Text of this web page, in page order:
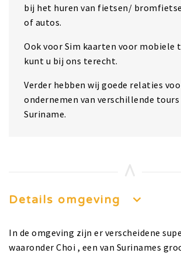
bij het huren van fietsen/
of autos.
Ook voor Sim kaarten voor mobiele
kunt u bij ons terecht.
Verder hebben wij goede relaties
ondernemen van verschillende
Suriname.
Details omgeving
In de omgeving zijn er verscheidene
waaronder Choi , een van Surinames